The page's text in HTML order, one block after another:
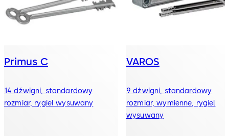
Primus C
14 dźwigni, standardowy
rozmiar, rygiel wysuwany
VAROS
9 dźwigni, standardowy
rozmiar, wymienne, rygiel
wysuwany